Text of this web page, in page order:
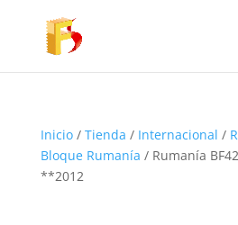
Inicio/ Tienda / Internacional /
Bloque Rumanía / Rumanía
**2012